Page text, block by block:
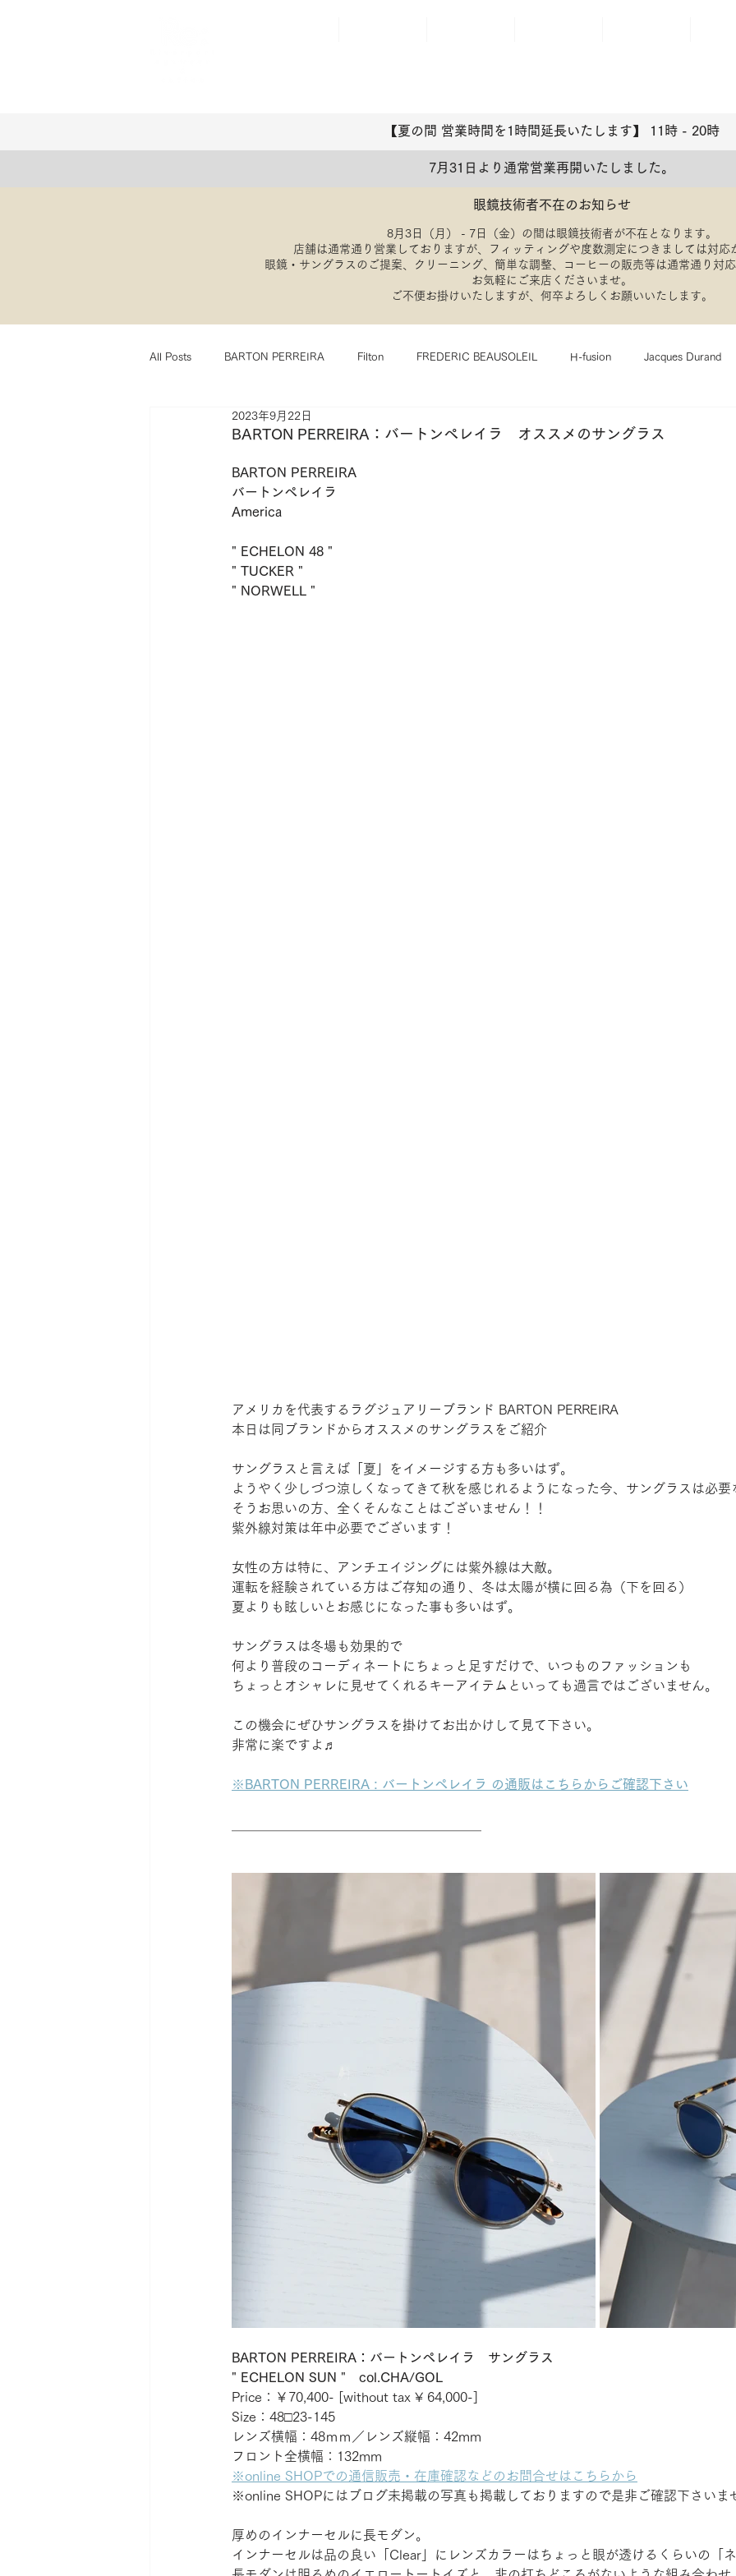
【夏の間 営業時間を1時間延長いたします】 11時 - 20​時
7月31日より通常営業再開いたしました。
眼鏡技術者不在のお知らせ
8月3日（月） - 7日（金）の間は眼鏡技術者が不在となります。
店舗は通常通り営業しておりますが、フィッティングや度数測定につきましては対応
眼鏡・サングラスのご提案、クリーニング、簡単な調整、コーヒーの販売等は通常通り対
​お気軽にご来店くださいませ。
​ご不便お掛けいたしますが、何卒よろしくお願いいたします。
All Posts BARTON PERREIRA Filton FREDERIC BEAUSOLEIL H-fusion Jacques Durand
l.a.Eyeworks Lunetta BADA
サングラス shop
BARTON PERREIRA：バートンペレイラ オススメのサングラス
2023年9月22日
BARTON PERREIRA
バートンペレイラ
America
" ECHELON 48 "
" TUCKER "
" NORWELL "
アメリカを代表するラグジュアリーブランド BARTON PERREIRA
本日は同ブランドからオススメのサングラスをご紹介
サングラスと言えば「夏」をイメージする方も多いはず。
ようやく少しづつ涼しくなってきて秋を感じれるようになった今、サングラスは必要
そうお思いの方、全くそんなことはございません！！
紫外線対策は年中必要でございます！
女性の方は特に、アンチエイジングには紫外線は大敵。
運転を経験されている方はご存知の通り、冬は太陽が横に回る為（下を回る）
夏よりも眩しいとお感じになった事も多いはず。
サングラスは冬場も効果的で
何より普段のコーディネートにちょっと足すだけで、いつものファッションも
ちょっとオシャレに見せてくれるキーアイテムといっても過言ではございません。
この機会にぜひサングラスを掛けてお出かけして見て下さい。
非常に楽ですよ♬
※ BARTON PERREIRA : バートンペレイラ の通販はこちらからご確認下さい
BARTON PERREIRA：バートンペレイラ　サングラス
" ECHELON SUN "　col.CHA/GOL
Price：￥70,400- [without tax ¥ 64,000-]
Size：48□23-145
レンズ横幅：48ｍｍ／レンズ縦幅：42mm
フロント全横幅：132mm
※online SHOPでの通信販売・在庫確認などのお問合せはこちらから
※online SHOPにはブログ未掲載の写真も掲載しておりますので是非ご確認下さいま
厚めのインナーセルに長モダン。
インナーセルは品の良い「Clear」にレンズカラーはちょっと眼が透けるくらいの「